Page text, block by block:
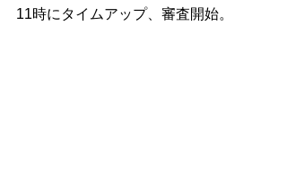
11時にタイムアップ、審査開始。